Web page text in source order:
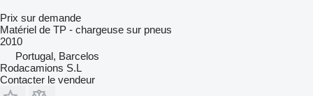
Prix sur demande
Matériel de TP - chargeuse sur pneus
2010
Portugal, Barcelos
Rodacamions S.L
Contacter le vendeur